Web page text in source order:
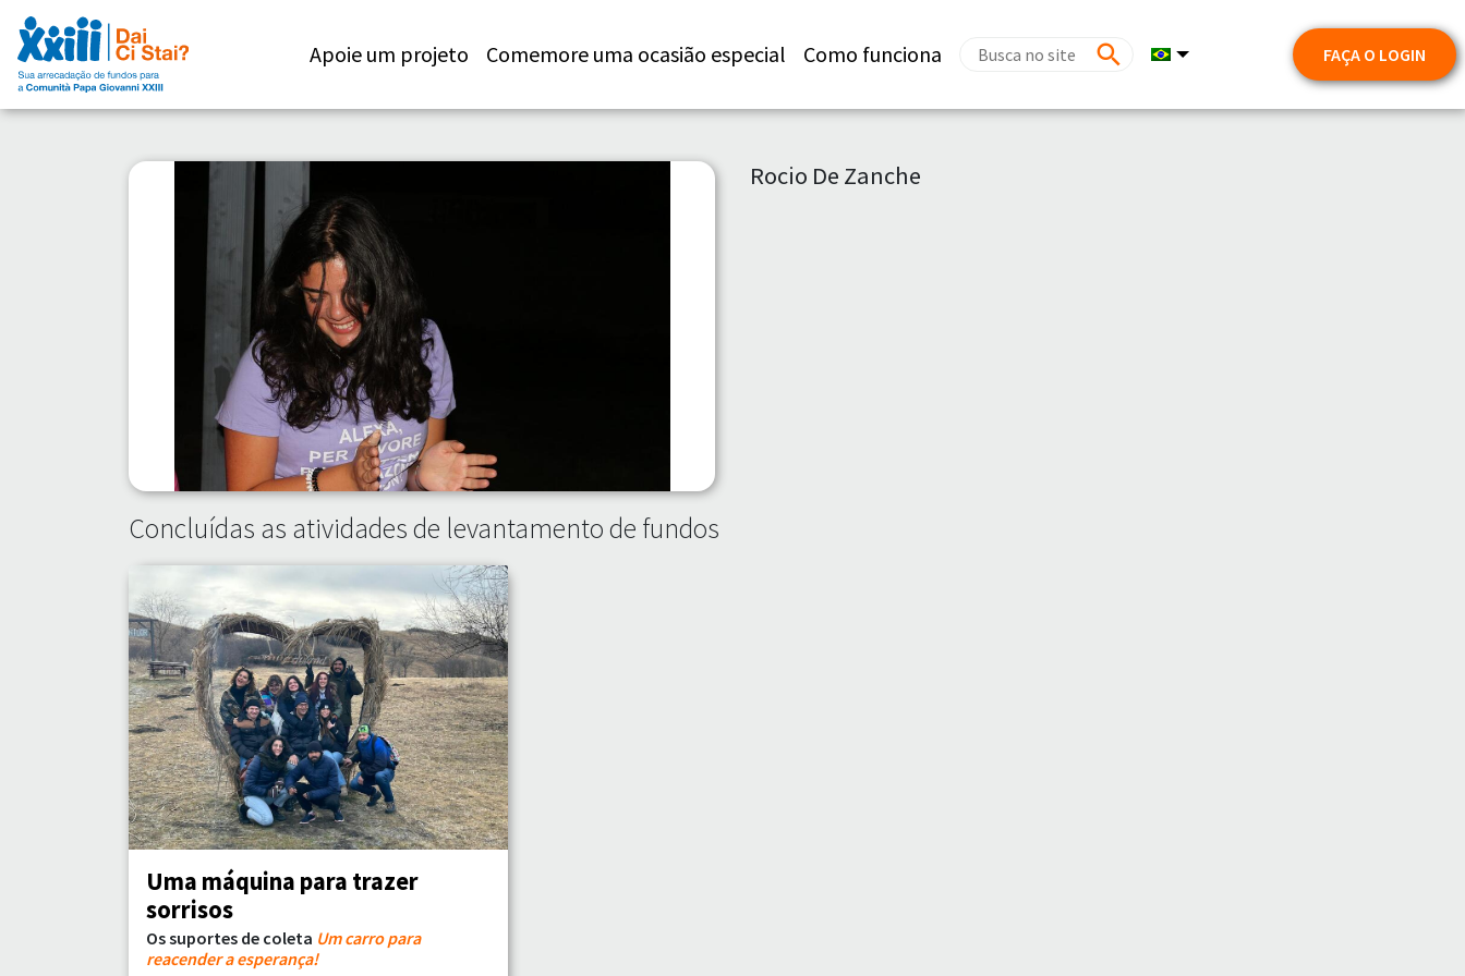
Apoie um projeto Comemore uma ocasião especial Como funciona FAÇA O LOGIN
Rocio De Zanche
Concluídas as atividades de levantamento de fundos
Uma máquina para trazer
sorrisos
Os suportes de coleta Um carro para
reacender a esperança!